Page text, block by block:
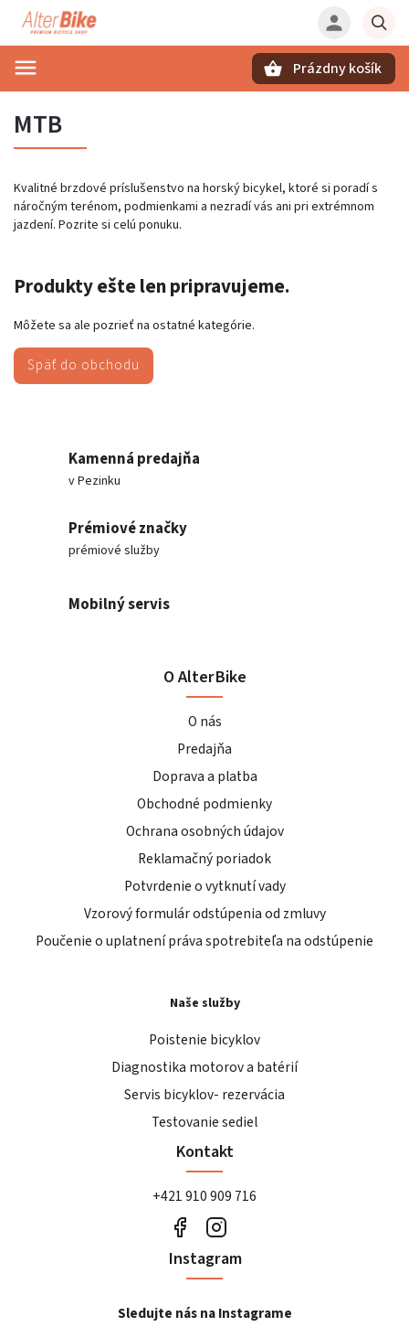
Prázdny košík
MTB
Kvalitné brzdové príslušenstvo na horský bicykel, ktoré si poradí s
náročným terénom, podmienkami a nezradí vás ani pri extrémnom
jazdení. Pozrite si celú ponuku.
Produkty ešte len pripravujeme.
Môžete sa ale pozrieť na ostatné kategórie.
Späť do obchodu
Kamenná predajňa
v Pezinku
Prémiové značky
prémiové služby
Mobilný servis
O AlterBike
O nás
Predajňa
Doprava a platba
Obchodné podmienky
Ochrana osobných údajov
Reklamačný poriadok
Potvrdenie o vytknutí vady
Vzorový formulár odstúpenia od zmluvy
Poučenie o uplatnení práva spotrebiteľa na odstúpenie
Naše služby
Poistenie bicyklov
Diagnostika motorov a batérií
Servis bicyklov- rezervácia
Testovanie sediel
Kontakt
+421 910 909 716
Instagram
Sledujte nás na Instagrame